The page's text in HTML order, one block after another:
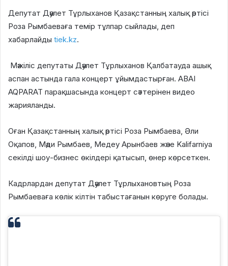
Депутат Дәулет Тұрлыханов Қазақстанның халық әртісі
Роза Рымбаеваға темір тұлпар сыйлады, деп
хабарлайды tiek.kz.
Мәжіліс депутаты Дәулет Тұрлыханов Қалбатауда ашық
аспан астында гала концерт ұйымдастырған. ABAI
AQPARAT парақшасында концерт сәттерінен видео
жарияланды.
Оған Қазақстанның халық әртісі Роза Рымбаева, Әли
Оқапов, Мәди Рымбаев, Медеу Арынбаев және Kalifarniya
секілді шоу-бизнес өкілдері қатысып, өнер көрсеткен.
Кадрлардан депутат Дәулет Тұрлыхановтың Роза
Рымбаеваға көлік кілтін табыстағанын көруге болады.